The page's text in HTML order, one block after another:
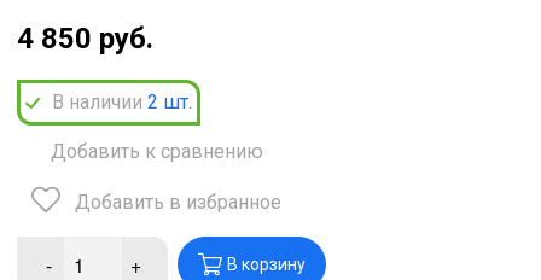
4 850 руб.
В наличии 2 шт.
Добавить к сравнению
Добавить в избранное
- + В корзину